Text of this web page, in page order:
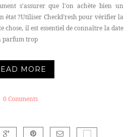
s'assurer que l'on achète bien un
état ?Utiliser CheckFresh pour vérifier la
chose, il est essentiel de connaître la date
parfum trop
MORE
0 Comments